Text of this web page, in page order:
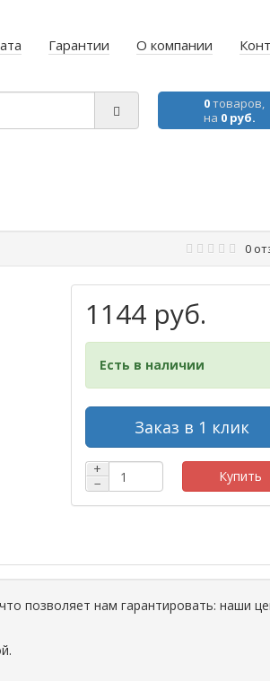
Гарантии О компании
0товаров,
на 0 руб.
0
1144 руб.
Есть в наличии
Заказ в 1 клик
+
−
Купить
позволяет нам гарантировать: наши